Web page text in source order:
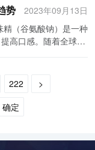
求将为味精行业提供
产品创新和市场拓
市场竞争中立于不败
方式提升消费者对产
品品质和口感的要求
加多样化和个性化的
全球和
位。这些企业需要积
推出创新产品。同
发展具有积极的影
国人民生活水平的提
因素综合影响的结
行业有着良好的发展
积极的推动作用。
、生产过程的控制以
高效运作，企业需要
和管理方法的应用，
供应链的效率和竞争
和供应能力。同时，
越来越多的消费者对
的品质要求也越来越
术和设备，提升产品
具有特色的产品。通
增加品牌溢价能力。
来越多的消费者开始
渠道，通过线上销售
安全和品质的要求越
的数据，2019年中国
额。中国味精的品
改进和技术的引入，
开始将目光放在品牌
改进来提升竞争力。
重视和解决。首先，
生产过程中使用低质
势
2023年09月13日
高口感。随着全球食
未来几年内继续保持
费地区，其中中国是
数和快速发展的食品
调味料和方便食品，
222
>
确定